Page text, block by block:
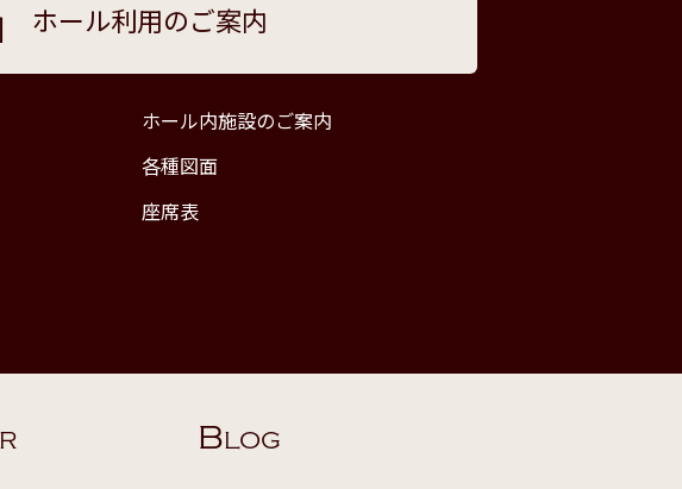
ホール利用のご案内
ホール内施設のご案内
各種図面
座席表
BLOG